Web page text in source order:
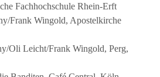
Fachhochschule Rhein-Erft
Frank Wingold, Apostelkirche
Oli Leicht/Frank Wingold, Perg,